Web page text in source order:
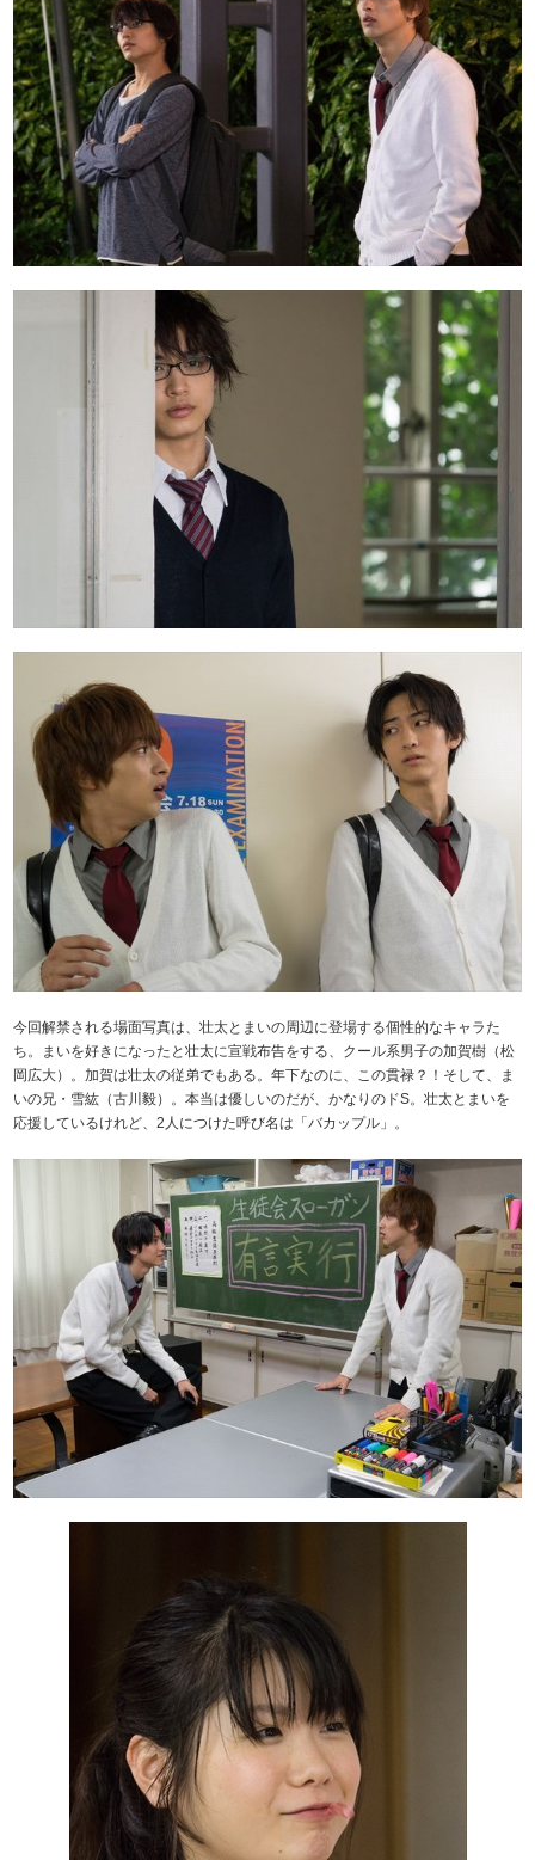
今回解禁される場面写真は、壮太とまいの周辺に登場する個性的なキャラた
ち。まいを好きになったと壮太に宣戦布告をする、クール系男子の加賀樹（松
岡広大）。加賀は壮太の従弟でもある。年下なのに、この貫禄？！そして、ま
いの兄・雪紘（古川毅）。本当は優しいのだが、かなりのドS。壮太とまいを
応援しているけれど、2人につけた呼び名は「バカップル」。